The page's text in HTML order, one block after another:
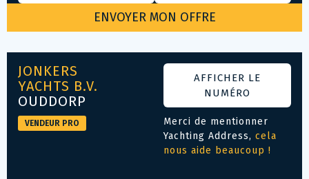
JONKERS
YACHTS B.V.
OUDDORP
VENDEUR PRO
AFFICHER LE
NUMÉRO
Merci de mentionner
Yachting Address, cela
nous aide beaucoup !